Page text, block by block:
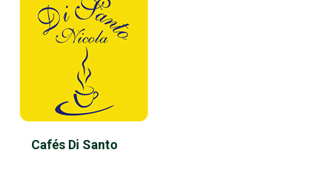
Cafés Di Santo